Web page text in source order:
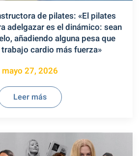
de pilates: «El pilates
adelgazar es el dinámico: sean
añadiendo alguna pesa que
cardio más fuerza»
mayo 27, 2026
Leer más